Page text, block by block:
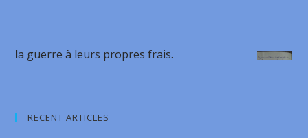
la guerre à leurs propres frais.
RECENT ARTICLES